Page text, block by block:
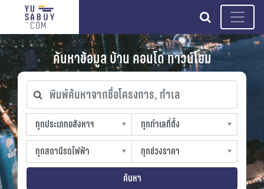
search
ค้นหาข้อมูล บ้าน คอนโด ทาวน์โฮม
พิมพ์ค้นหาจากชื่อโครงการ, ทำเล
ทุกประเภทอสังหาฯ
ทุกประเภทอสังหาฯ
sproperty
ทุกทำเลที่ตั้ง
ทุกทำเลที่ตั้ง
slocation
ทุกสถานีรถไฟฟ้า
ทุกสถานีรถไฟฟ้า
strain-station
ทุกช่วงราคา
ทุกช่วงราคา
sprice
ค้นหา